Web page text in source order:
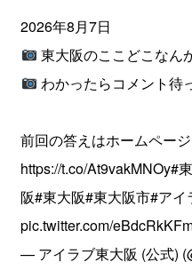
2026年8月7日
東大阪のここどこなん
わかったらコメント待
前回の答えはホームページ
https://t.co/At9vakMNOy#
阪#東大阪#東大阪市#アイ
pic.twitter.com/
— アイラブ東大阪 (公式)